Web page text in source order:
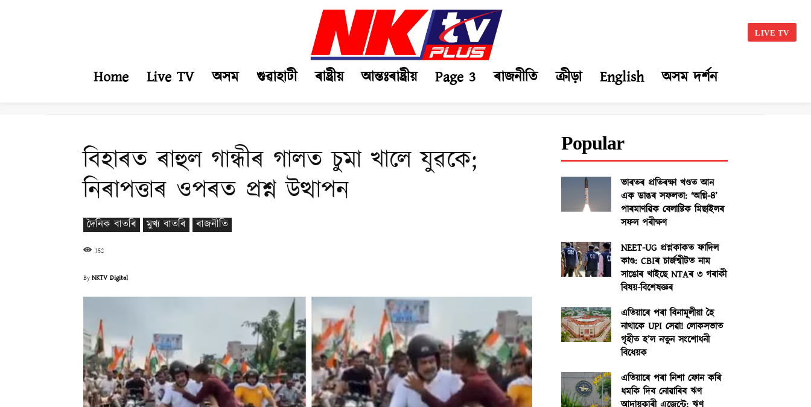
LIVE TV
Home Live TV অসম গুৱাহাটী ৰাষ্ট্ৰীয় আন্তঃৰাষ্ট্ৰীয় Page 3 ৰাজনীতি ক্ৰীড়া English অসম দৰ্শন
বিহাৰত ৰাহুল গান্ধীৰ গালত চুমা খালে যুৱকে;
নিৰাপত্তাৰ ওপৰত প্ৰশ্ন উত্থাপন
দৈনিক বাতৰি মুখ্য বাতৰি ৰাজনীতি
152
ByNKTV Digital
Popular
ভাৰতৰ প্ৰতিৰক্ষা খণ্ডত আন
এক ডাঙৰ সফলতা: ‘অগ্নি-৪’
পাৰমাণৱিক বেলাষ্টিক মিছাইলৰ
সফল পৰীক্ষণ
NEET-UG প্ৰশ্নকাকত ফাদিল
কাণ্ড: CBIৰ চাৰ্জশ্বীটত নাম
সাঙোৰ খাইছে NTAৰ ৩ গৰাকী
বিষয়-বিশেষজ্ঞৰ
এতিয়াৰে পৰা বিনামূলীয়া হৈ
নাথাকে UPI সেৱা! লোকসভাত
গৃহীত হ’ল নতুন সংশোধনী
বিধেয়ক
এতিয়াৰে পৰা নিশা ফোন কৰি
ধমকি দিব নোৱাৰিব ঋণ